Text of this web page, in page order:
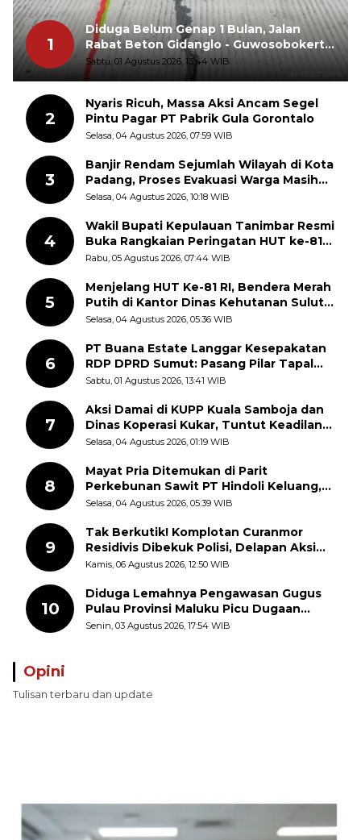
1
Diduga Belum Genap 1 Bulan, Jalan
Rabat Beton Gidanglo - Guwosobokerto
Sudah Pecah
Sabtu, 01 Agustus 2026, 13:44 WIB
2
Nyaris Ricuh, Massa Aksi Ancam Segel
Pintu Pagar PT Pabrik Gula Gorontalo
Selasa, 04 Agustus 2026, 07:59 WIB
3
Banjir Rendam Sejumlah Wilayah di Kota
Padang, Proses Evakuasi Warga Masih
Berlangsung
Selasa, 04 Agustus 2026, 10:18 WIB
4
Wakil Bupati Kepulauan Tanimbar Resmi
Buka Rangkaian Peringatan HUT ke-81
Kemerdekaan RI, ASN Diajak Perkuat
Rabu, 05 Agustus 2026, 07:44 WIB
5
Menjelang HUT Ke-81 RI, Bendera Merah
Putih di Kantor Dinas Kehutanan Sulut
Disorot Warga
Selasa, 04 Agustus 2026, 05:36 WIB
6
PT Buana Estate Langgar Kesepakatan
RDP DPRD Sumut: Pasang Pilar Tapal
Batas Sepihak Tanpa Libatkan
Sabtu, 01 Agustus 2026, 13:41 WIB
7
Aksi Damai di KUPP Kuala Samboja dan
Dinas Koperasi Kukar, Tuntut Keadilan
dan Kesempatan Kerja yang Adil
Selasa, 04 Agustus 2026, 01:19 WIB
8
Mayat Pria Ditemukan di Parit
Perkebunan Sawit PT Hindoli Keluang,
Polisi Selidiki Penyebab Kematian
Selasa, 04 Agustus 2026, 05:39 WIB
9
Tak Berkutik! Komplotan Curanmor
Residivis Dibekuk Polisi, Delapan Aksi
Curanmor Di Candipuro Terungkap
Kamis, 06 Agustus 2026, 12:50 WIB
10
Diduga Lemahnya Pengawasan Gugus
Pulau Provinsi Maluku Picu Dugaan
Pungli terhadap Nelayan Bale-Bale di
Senin, 03 Agustus 2026, 17:54 WIB
Opini
Tulisan terbaru dan update